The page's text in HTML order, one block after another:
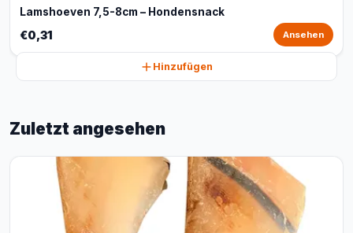
Lamshoeven 7,5-8cm – Hondensnack
€0,31 Ansehen
Hinzufügen
Zuletzt angesehen